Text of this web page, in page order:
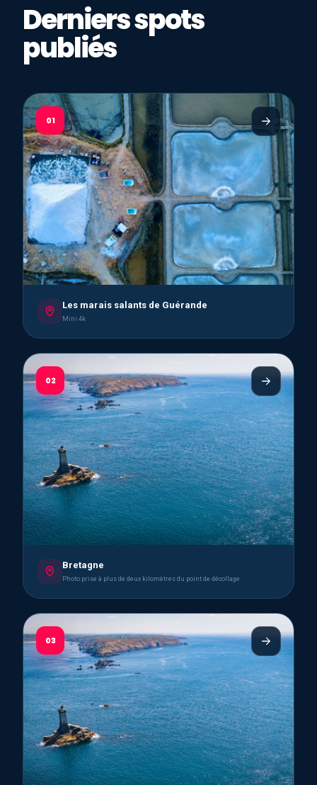
Derniers spots
publiés
01
Les marais salants de Guérande
Mini 4k
02
Bretagne
Photo prise à plus de deux kilomètres du point de décollage
03